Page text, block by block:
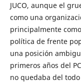
JUCO, aunque el
como una
principalmente
política de frente
una posición
primeros años del
no quedaba del